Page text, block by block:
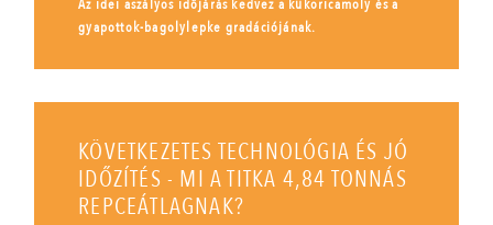
Az idei aszályos időjárás kedvez a kukoricamoly és a
gyapottok-bagolylepke gradációjának.
KÖVETKEZETES TECHNOLÓGIA ÉS JÓ
IDŐZÍTÉS - MI A TITKA 4,84 TONNÁS
REPCEÁTLAGNAK?